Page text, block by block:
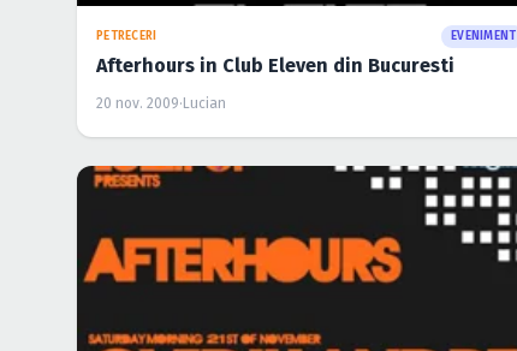
PETRECERI EVENIMENT
Afterhours in Club Eleven din Bucuresti
20 nov. 2009· Lucian